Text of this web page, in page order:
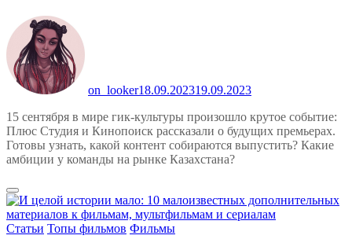
on_looker18.09.202319.09.2023
15 сентября в мире гик-культуры произошло крутое событие:
Плюс Студия и Кинопоиск рассказали о будущих премьерах.
Готовы узнать, какой контент собираются выпустить? Какие
амбиции у команды на рынке Казахстана?
Статьи Топы фильмов Фильмы